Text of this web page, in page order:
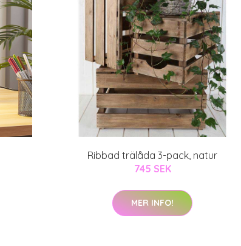
Ribbad trälåda 3-pack, natur
745 SEK
MER INFO!